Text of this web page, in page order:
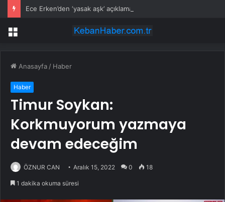
Menü
Anasayfa / Haber
Haber
Timur Soykan:
Korkmuyorum yazmaya
devam edeceğim
ÖZNUR CAN Aralık 15, 2022 0 18
1 dakika okuma süresi